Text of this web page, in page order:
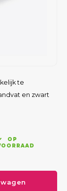
te
en zwart
OP